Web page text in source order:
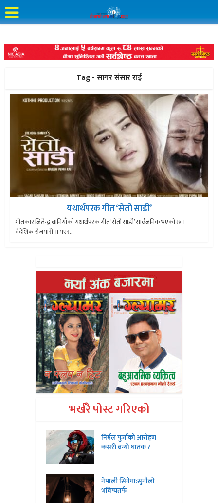
Tag - सागर संसार राई
यथार्थपरक गीत ‘सेतो साडी’
गीतकार जितेन्द्र बानियाँको यथार्थपरक गीत ‘सेतो साडी’ सार्वजनिक भएको छ ।
वैदेशिक रोजगारीमा गएर...
भर्खरै पोस्ट गरिएको
निर्मल पुर्जाको आरोहण
कसरी बन्यो घातक ?
नेपाली सिनेमा:सुनौलो
भविष्यतर्फ